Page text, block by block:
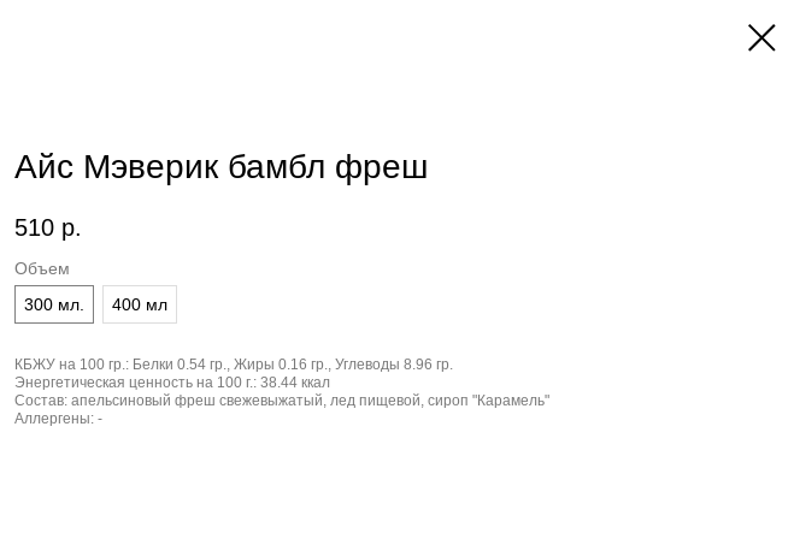
Айс Мэверик бамбл фреш
510 р.
Объем
300 мл.
400 мл
КБЖУ на 100 гр.: Белки 0.54 гр., Жиры 0.16 гр., Углеводы 8.96 гр.
Энергетическая ценность на 100 г.: 38.44 ккал
Состав: апельсиновый фреш свежевыжатый, лед пищевой, сироп "Карамель"
Аллергены: -